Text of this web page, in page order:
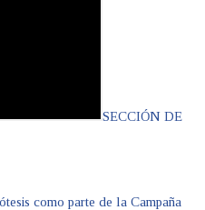
SECCIÓN DE
como parte de la Campaña